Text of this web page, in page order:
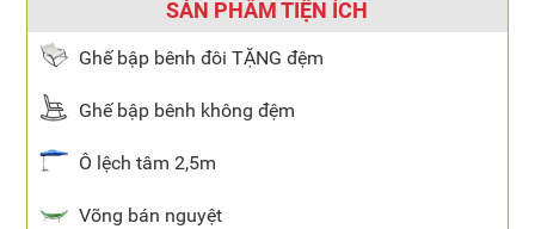
SẢN PHẨM TIỆN ÍCH
Ghế bập bênh đôi TẶNG đệm
Ghế bập bênh không đệm
Ô lệch tâm 2,5m
Võng bán nguyệt